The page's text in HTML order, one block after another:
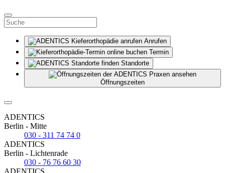
Anrufen
Termin
Standorte
Öffnungszeiten
ADENTICS
Berlin - Mitte
030 - 311 74 74 0
ADENTICS
Berlin - Lichtenrade
030 - 76 76 60 30
ADENTICS